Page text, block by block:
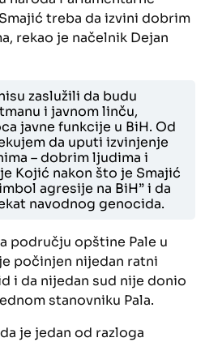
treba da izvini dobrim
rekao je načelnik Dejan
zaslužili da budu
i javnom linču,
javne funkcije u BiH. Od
da uputi izvinjenje
– dobrim ljudima i
Kojić nakon što je Smajić
agresije na BiH” i da
navodnog genocida.
području opštine Pale u
počinjen nijedan ratni
i da nijedan sud nije donio
stanovniku Pala.
je jedan od razloga